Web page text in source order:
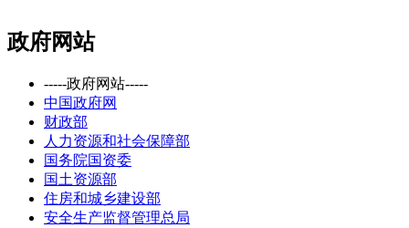
政府网站
-----政府网站-----
中国政府网
财政部
人力资源和社会保障部
国务院国资委
国土资源部
住房和城乡建设部
安全生产监督管理总局